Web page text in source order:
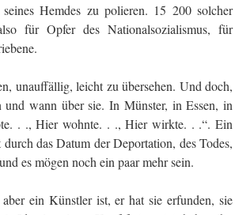
Hemdes zu polieren. 15 200 solcher
für Opfer des Nationalsozialismus, für
unauffällig, leicht zu übersehen. Und doch,
wann über sie. In Münster, in Essen, in
. ., Hier wohnte. . ., Hier wirkte. . .“. Ein
das Datum der Deportation, des Todes,
es mögen noch ein paar mehr sein.
ein Künstler ist, er hat sie erfunden, sie